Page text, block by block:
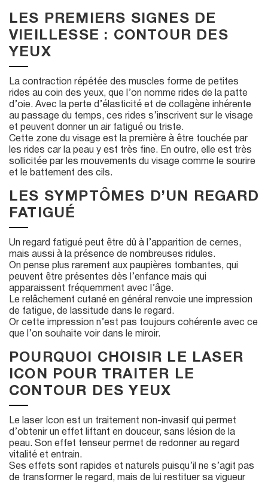
LES PREMIERS SIGNES DE
VIEILLESSE : CONTOUR DES
YEUX
La contraction répétée des muscles forme de petites
rides au coin des yeux, que l’on nomme rides de la patte
d’oie. Avec la perte d’élasticité et de collagène inhérente
au passage du temps, ces rides s’inscrivent sur le visage
et peuvent donner un air fatigué ou triste.
Cette zone du visage est la première à être touchée par
les rides car la peau y est très fine. En outre, elle est très
sollicitée par les mouvements du visage comme le sourire
et le battement des cils.
LES SYMPTÔMES D’UN REGARD
FATIGUÉ
Un regard fatigué peut être dû à l’apparition de cernes,
mais aussi à la présence de nombreuses ridules.
On pense plus rarement aux paupières tombantes, qui
peuvent être présentes dès l’enfance mais qui
apparaissent fréquemment avec l’âge.
Le relâchement cutané en général renvoie une impression
de fatigue, de lassitude dans le regard.
Or cette impression n’est pas toujours cohérente avec ce
que l’on souhaite voir dans le miroir.
POURQUOI CHOISIR LE LASER
ICON POUR TRAITER LE
CONTOUR DES YEUX
Le laser Icon est un traitement non-invasif qui permet
d’obtenir un effet liftant en douceur, sans lésion de la
peau. Son effet tenseur permet de redonner au regard
vitalité et entrain.
Ses effets sont rapides et naturels puisqu’il ne s’agit pas
de transformer le regard, mais de lui restituer sa vigueur